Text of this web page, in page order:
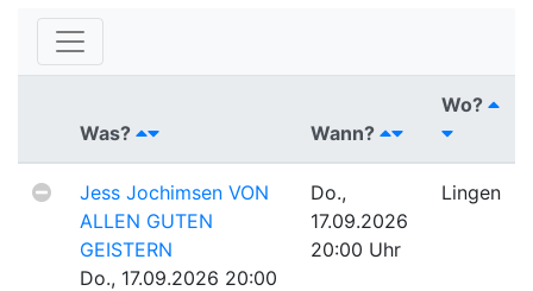
Was? Wann?
Wo?
Jess Jochimsen VON
ALLEN GUTEN
GEISTERN
Do., 17.09.2026 20:00
Do.,
17.09.2026
20:00 Uhr
Lingen